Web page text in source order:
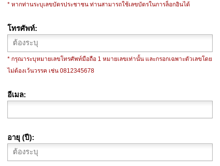
* หากท่านระบุเลขบัตรประชาชน ท่านสามารถใช้เลขบัตรในการล็อกอินได้
โทรศัพท์
* กรุณาระบุหมายเลขโทรศัพท์มือถือ 1 หมายเลขเท่านั้น และกรอกเฉพาะตัวเลขโดย
ไม่ต้องเว้นวรรค เช่น 0812345678
อีเมล
อายุ (ปี)